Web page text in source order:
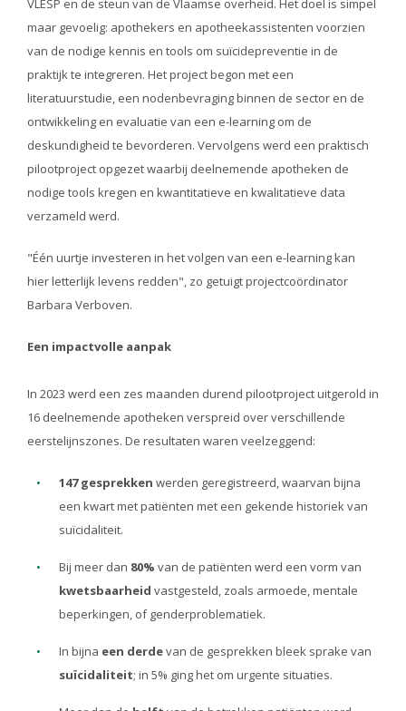
maar gevoelig: apothekers en apotheekassistenten voorzien
van de nodige kennis en tools om suïcidepreventie in de
praktijk te integreren. Het project begon met een
literatuurstudie, een nodenbevraging binnen de sector en de
ontwikkeling en evaluatie van een e-learning om de
deskundigheid te bevorderen. Vervolgens werd een praktisch
pilootproject opgezet waarbij deelnemende apotheken de
nodige tools kregen en kwantitatieve en kwalitatieve data
verzameld werd.
"Één uurtje investeren in het volgen van een e-learning kan
hier letterlijk levens redden", zo getuigt projectcoördinator
Barbara Verboven.
Een impactvolle aanpak
In 2023 werd een zes maanden durend pilootproject uitgerold in
16 deelnemende apotheken verspreid over verschillende
eerstelijnszones. De resultaten waren veelzeggend:
147 gesprekken werden geregistreerd, waarvan bijna
een kwart met patiënten met een gekende historiek van
suïcidaliteit.
Bij meer dan 80% van de patiënten werd een vorm van
kwetsbaarheid vastgesteld, zoals armoede, mentale
beperkingen, of genderproblematiek.
In bijna een derdevan de gesprekken bleek sprake van
suïcidaliteit; in 5% ging het om urgente situaties.